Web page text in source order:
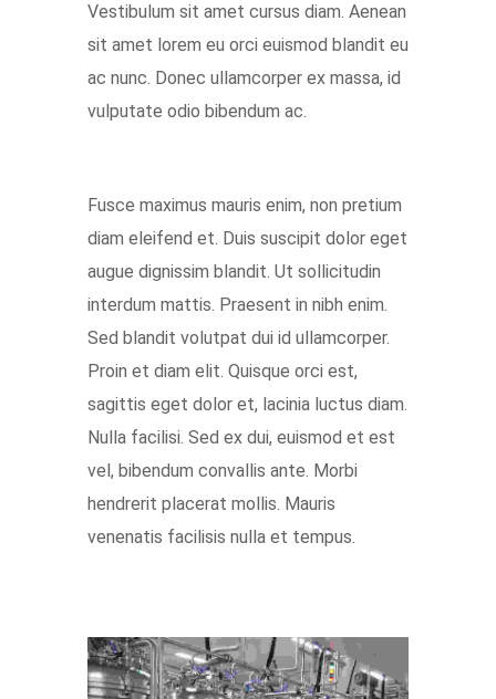
Vestibulum sit amet cursus diam. Aenean
sit amet lorem eu orci euismod blandit eu
ac nunc. Donec ullamcorper ex massa, id
vulputate odio bibendum ac.
Fusce maximus mauris enim, non pretium
diam eleifend et. Duis suscipit dolor eget
augue dignissim blandit. Ut sollicitudin
interdum mattis. Praesent in nibh enim.
Sed blandit volutpat dui id ullamcorper.
Proin et diam elit. Quisque orci est,
sagittis eget dolor et, lacinia luctus diam.
Nulla facilisi. Sed ex dui, euismod et est
vel, bibendum convallis ante. Morbi
hendrerit placerat mollis. Mauris
venenatis facilisis nulla et tempus.